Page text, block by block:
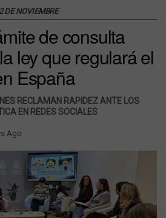
DE NOVIEMBRE
de consulta
ley que regulará el
España
RECLAMAN RAPIDEZ ANTE LOS
EN REDES SOCIALES
Ago